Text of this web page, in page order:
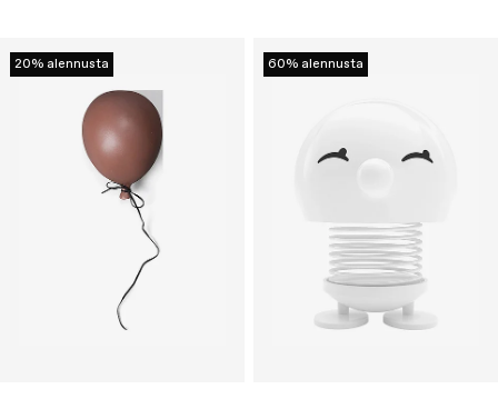
20% alennusta 60% alennusta